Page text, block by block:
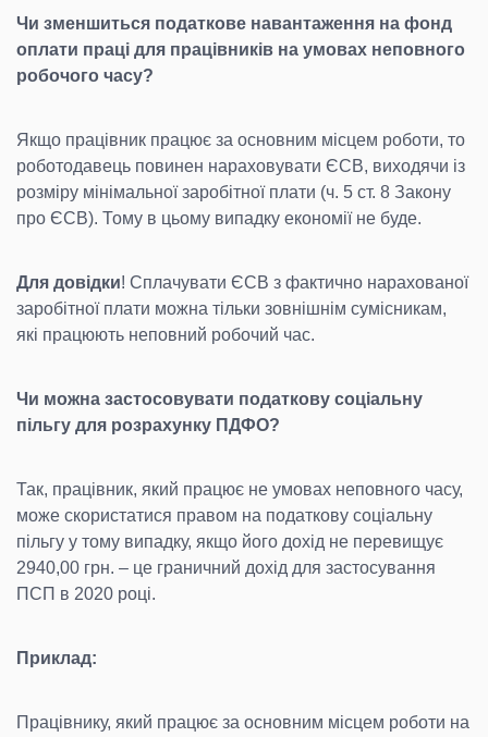
Чи зменшиться податкове навантаження на фонд
оплати праці для працівників на умовах неповного
робочого часу?
Якщо працівник працює за основним місцем роботи, то
роботодавець повинен нараховувати ЄСВ, виходячи із
розміру мінімальної заробітної плати (ч. 5 ст. 8 Закону
про ЄСВ). Тому в цьому випадку економії не буде.
Для довідки! Сплачувати ЄСВ з фактично нарахованої
заробітної плати можна тільки зовнішнім сумісникам,
які працюють неповний робочий час.
Чи можна застосовувати податкову соціальну
пільгу для розрахунку ПДФО?
Так, працівник, який працює не умовах неповного часу,
може скористатися правом на податкову соціальну
пільгу у тому випадку, якщо його дохід не перевищує
2940,00 грн. – це граничний дохід для застосування
ПСП в 2020 році.
Приклад:
Працівнику, який працює за основним місцем роботи на